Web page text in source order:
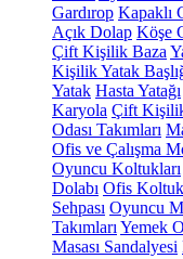
Gardırop Kapaklı
Açık Dolap Köşe
Çift Kişilik Baza
Kişilik Yatak
Yatak Hasta Yatağı
Karyola Çift
Odası Takımları
Ofis ve Çalışma
Oyuncu Koltukları
Dolabı Ofis
Sehpası Oyuncu
Takımları Yemek
Masası Sandalyesi